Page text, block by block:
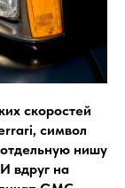
скоростей
символ
нишу
вдруг на